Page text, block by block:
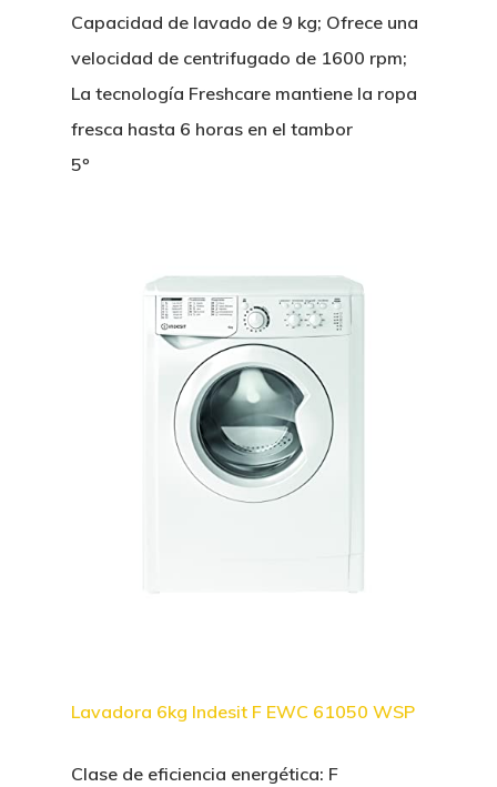
Capacidad de lavado de 9 kg; Ofrece una
velocidad de centrifugado de 1600 rpm;
La tecnología Freshcare mantiene la ropa
fresca hasta 6 horas en el tambor
5º
Lavadora 6kg Indesit F EWC 61050 WSP
Clase de eficiencia energética: F